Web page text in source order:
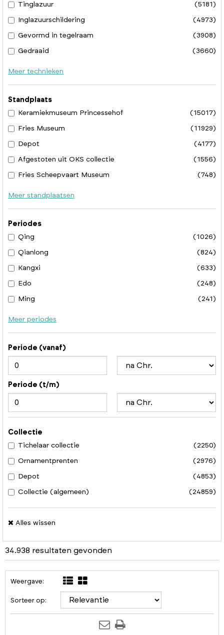
Tinglazuur (5181)
Inglazuurschildering (4973)
Gevormd in tegelraam (3908)
Gedraaid (3660)
Meer technieken
Standplaats
Keramiekmuseum Princessehof
(15017)
Fries Museum (11929)
Depot (4177)
Afgestoten uit OKS collectie (1556)
Fries Scheepvaart Museum (748)
Meer standplaatsen
Periodes
Qing
(1026)
Qianlong (824)
Kangxi (633)
Edo (248)
Ming (241)
Meer periodes
Periode (vanaf)
Periode (t/m)
Collectie
Tichelaar collectie
(2250)
Ornamentprenten (2976)
Depot (4853)
Collectie (algemeen) (24859)
Alles wissen
34.938 resultaten gevonden
Weergave:
Sorteer op: